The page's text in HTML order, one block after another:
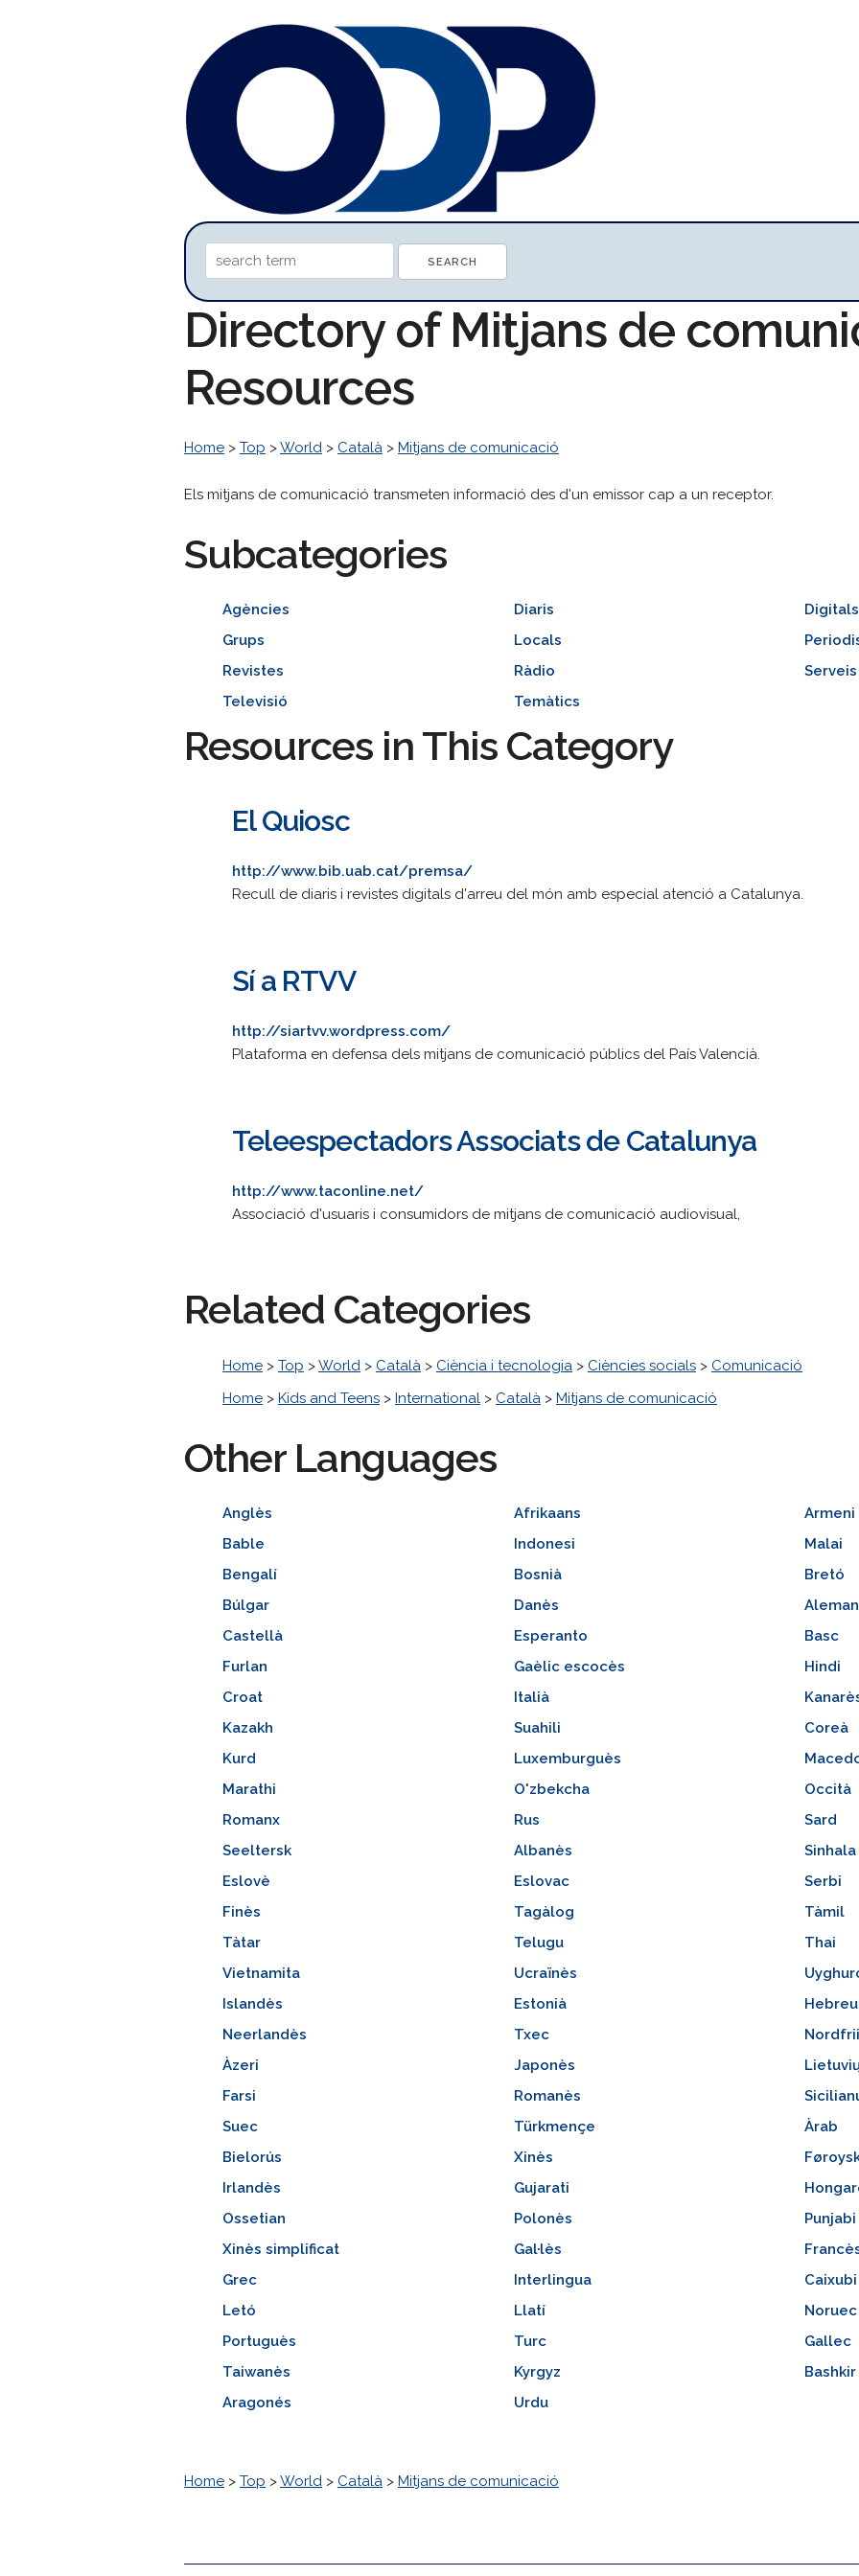
Directory of Mitjans de
Resources
Home > Top >World > Català > Mitjans de comunicació
Els mitjans de comunicació transmeten informació des d'un emissor cap a un receptor.
Subcategories
Agències Diaris
Digitals
Grups
Locals
Revistes
Ràdio
Televisió
Temàtics
Resources in This Category
El Quiosc
http://www.bib.uab.cat/premsa/
Recull de diaris i revistes digitals d'arreu del món amb especial atenció a Catalunya.
Sí a RTVV
http://siartvv.wordpress.com/
Plataforma en defensa dels mitjans de comunicació públics del País Valencià.
Teleespectadors Associats de Catalunya
http://www.taconline.net/
Associació d'usuaris i consumidors de mitjans de comunicació audiovisual,
Related Categories
Home > Top >World > Català > Ciència i tecnologia > Ciències socials > Comunicació
Home > Kids and Teens > International > Català > Mitjans de comunicació
Other Languages
Anglès Afrikaans
Armeni
Bable
Indonesi
Malai
Bengalí
Bosnià
Bretó
Búlgar
Danès
Castellà
Esperanto
Basc
Furlan
Gaèlic escocès
Hindi
Croat
Italià
Kazakh
Suahili
Coreà
Kurd
Luxemburguès
Marathi
O'zbekcha
Occità
Romanx
Rus
Sard
Seeltersk
Albanès
Sinhala
Eslovè
Eslovac
Serbi
Finès
Tagàlog
Tàmil
Tàtar
Telugu
Thai
Vietnamita
Ucraïnès
Islandès
Estonià
Hebreu
Neerlandès
Txec
Àzeri
Japonès
Farsi
Romanès
Suec
Türkmençe
Àrab
Bielorús
Xinès
Irlandès
Gujarati
Ossetian
Polonès
Punjabi
Xinès simplificat
Gal·lès
Grec
Interlingua
Caixubi
Letó
Llatí
Noruec
Portuguès
Turc
Gallec
Taiwanès
Kyrgyz
Bashkir
Aragonés
Urdu
Home > Top >World > Català > Mitjans de comunicació